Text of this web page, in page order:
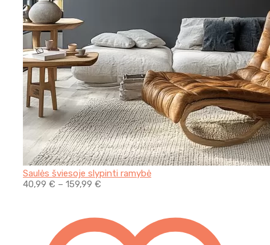
Saulės šviesoje slypinti ramybė
40,99 € – 159,99 €